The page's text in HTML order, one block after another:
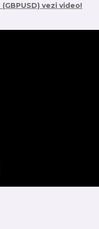
vezi video!